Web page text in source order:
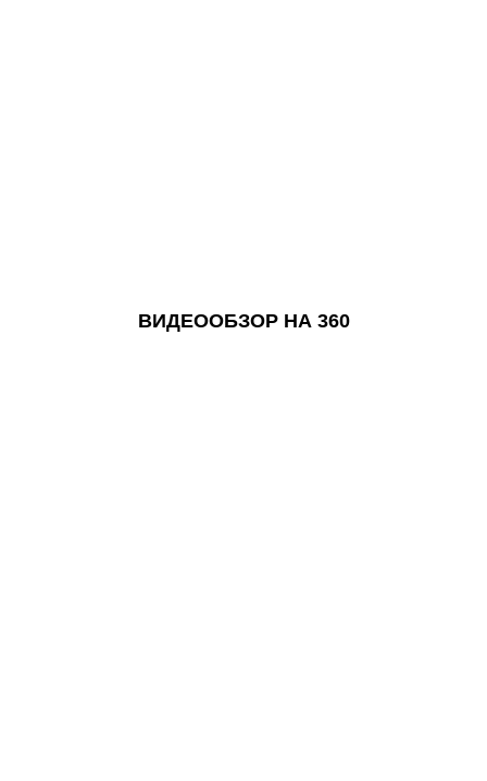
ВИДЕООБЗОР НА 360